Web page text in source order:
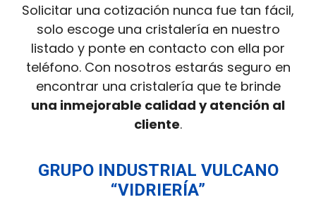
Solicitar una cotización nunca fue tan fácil,
solo escoge una cristalería en nuestro
listado y ponte en contacto con ella por
teléfono. Con nosotros estarás seguro en
encontrar una cristalería que te brinde
una inmejorable calidad y atención al
cliente.
GRUPO INDUSTRIAL VULCANO
“VIDRIERÍA”